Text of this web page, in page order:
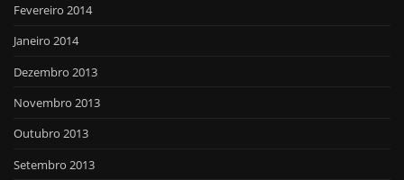
Fevereiro 2014
Janeiro 2014
Dezembro 2013
Novembro 2013
Outubro 2013
Setembro 2013